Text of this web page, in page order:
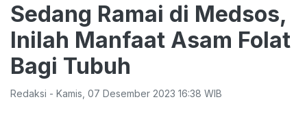
Sedang Ramai di Medsos,
Inilah Manfaat Asam Folat
Bagi Tubuh
Redaksi - Kamis 07 Desember 2023 16:38 WIB